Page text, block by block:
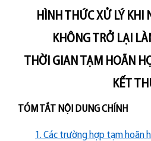
HÌNH THỨC XỬ LÝ
KHÔNG TRỞ LẠI
THỜI GIAN TẠM HOÃN
KẾT
TÓM TẮT NỘI DUNG CHÍNH
1. Các trường hợp tạm hoãn